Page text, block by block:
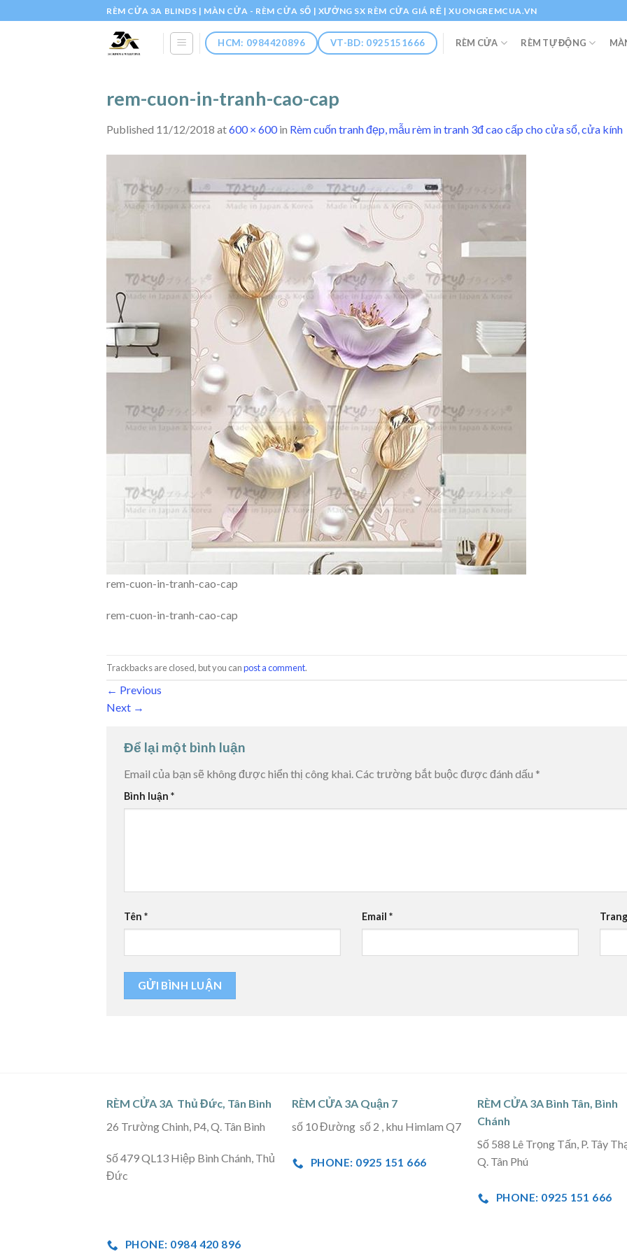
to
RÈM CỬA 3A BLINDS | MÀN CỬA - RÈM CỬA SỔ | XƯỞNG SX RÈM CỬA GIÁ RẺ | XUONGREMCUA.VN
HCM: 0984420896 VT-BD: 0925151666 RÈM CỬA RÈM TỰ ĐỘNG
rem-cuon-in-tranh-cao-cap
Published 11/12/2018 at600 × 600in Rèm cuốn tranh đẹp, mẫu rèm in tranh 3đ cao cấp cho cửa sổ, cửa kính
rem-cuon-in-tranh-cao-cap
rem-cuon-in-tranh-cao-cap
Trackbacks are closed, but you canpost a comment.
← Previous
Next →
Để lại một bình luận
Email của bạn sẽ không được hiển thị công khai.Các trường bắt buộc được đánh dấu *
Bình luận *
Tên * Email *
RÈM CỬA 3A Thủ Đức, Tân Bình
26 Trường Chinh, P4, Q. Tân Bình
Số 479 QL13 Hiệp Bình Chánh, Thủ
Đức
PHONE: 0984 420 896
RÈM CỬA 3A Quận 7
số 10 Đường số 2 , khu Himlam Q7
PHONE: 0925 151 666
RÈM CỬA 3A Bình Tân, Bình
Chánh
Số 588 Lê Trọng Tấn, P. Tây
Q. Tân Phú
PHONE: 0925 151 666